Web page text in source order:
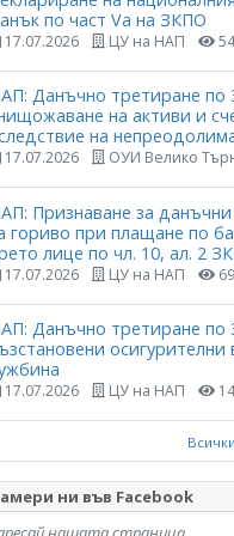
по част Vа на ЗКПО
17.07.2026 ЦУ на НАП
Данъчно третиране
на активи и
на
17.07.2026 ОУИ Велико
Признаване за
гориво при плащане по
лице по чл. 10, ал. 2
17.07.2026 ЦУ на НАП
Данъчно третиране
осигурителни
17.07.2026 ЦУ на НАП
ни във Facebook